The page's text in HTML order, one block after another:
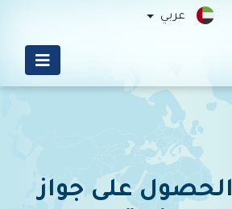
عربي
على جواز